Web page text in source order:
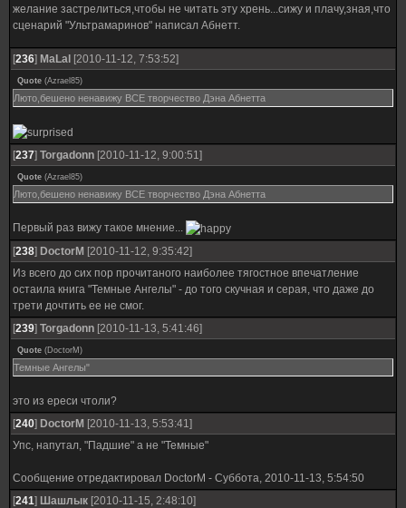
желание застрелиться,чтобы не читать эту хрень...сижу и плачу,зная,что
сценарий "Ультрамаринов" написал Абнетт.
[236] MaLal [2010-11-12, 7:53:52]
Quote (Azrael85)
Люто,бешено ненавижу ВСЕ творчество Дэна Абнетта
[237] Torgadonn [2010-11-12, 9:00:51]
Quote (Azrael85)
Люто,бешено ненавижу ВСЕ творчество Дэна Абнетта
Первый раз вижу такое мнение...
[238] DoctorM [2010-11-12, 9:35:42]
Из всего до сих пор прочитаного наиболее тягостное впечатление
остаила книга "Темные Ангелы" - до того скучная и серая, что даже до
трети дочтить ее не смог.
[239] Torgadonn [2010-11-13, 5:41:46]
Quote (DoctorM )
Темные Ангелы"
это из ереси чтоли?
[240] DoctorM [2010-11-13, 5:53:41]
Упс, напутал, "Падшие" а не "Темные"
Сообщение отредактировал DoctorM - Суббота, 2010-11-13, 5:54:50
[241] Шашлык [2010-11-15, 2:48:10]